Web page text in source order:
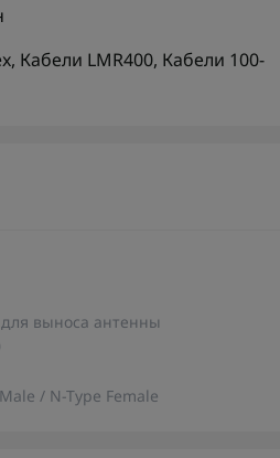
, Кабели LMR400, Кабели 100-
выноса антенны
/ N-Type Female